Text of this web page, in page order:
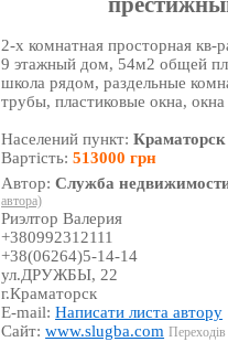
2-х комнатная просторная
9 этажный дом, 54м2 общей
школа рядом, раздельные
трубы, пластиковые окна,
Населений пункт:Краматорск
Вартість:513000 грн
Автор:Служба
автора)
Риэлтор Валерия
+380992312111
+38(06264)5-14-14
ул.ДРУЖБЫ, 22
г.Краматорск
E-mail:Написати листа автору
Сайт:www.slugba.com